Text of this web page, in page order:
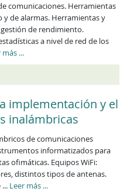
comunicaciones. Herramientas
de alarmas. Herramientas y
de rendimiento.
a nivel de red de los
más ECP1218_3
...
implementación y el
inalámbricas
de comunicaciones
informatizados para
ofimáticas. Equipos WiFi:
distintos tipos de antenas.
Leer más ECP1221_3
...